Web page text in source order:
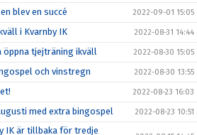
blev en succé 2022-09-01 15:05
i Kvarnby IK 2022-08-31 14:44
öppna tjejträning ikväll 2022-08-30 15:05
och vinstregn 2022-08-30 13:55
2022-08-23 16:03
med extra bingospel 2022-08-23 10:51
IK är tillbaka för tredje